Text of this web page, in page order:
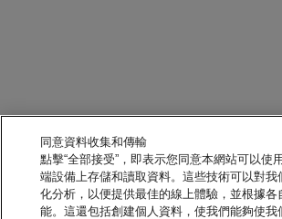
同意資料收集和傳輸
點擊“全部接受”，即表示您同意本網站可以使
端設備上存儲和讀取資料。這些技術可以對
化分析，以便提供最佳的線上體驗，並根據
能。這還包括創建個人資料，使我們能夠使